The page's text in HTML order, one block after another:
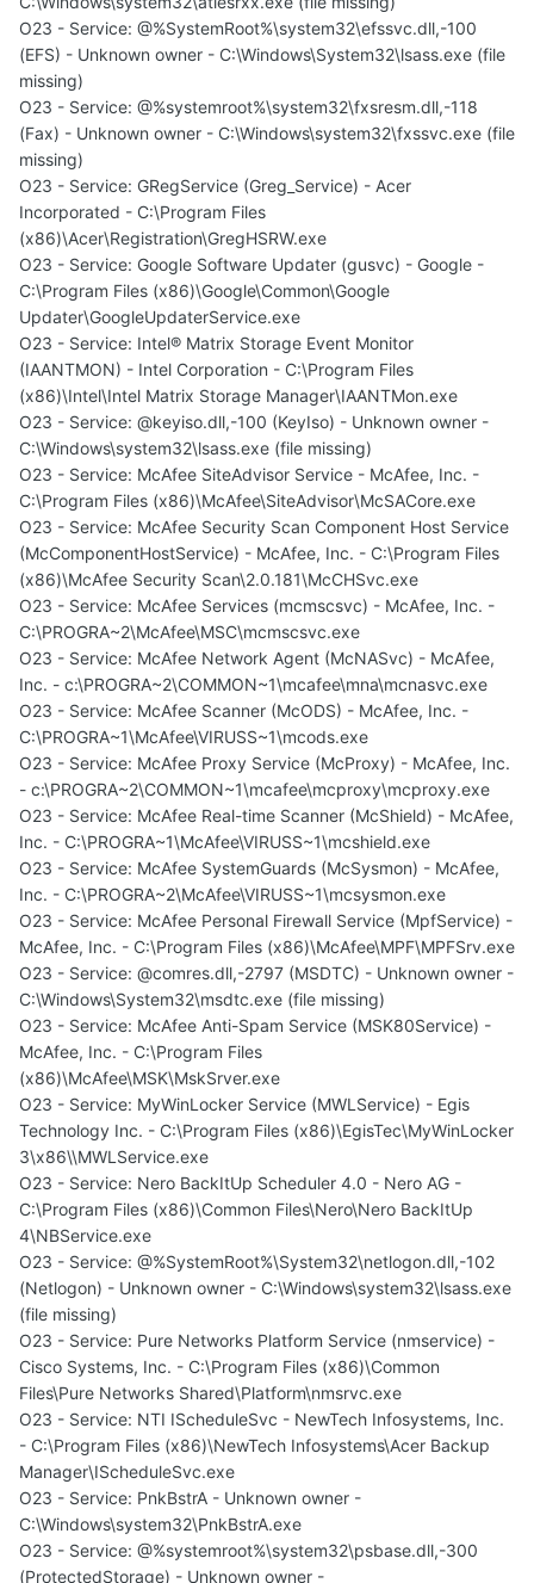
O23 - Service: @%SystemRoot%\system32\efssvc.dll,-100
(EFS) - Unknown owner - C:\Windows\System32\lsass.exe (file
missing)
O23 - Service: @%systemroot%\system32\fxsresm.dll,-118
(Fax) - Unknown owner - C:\Windows\system32\fxssvc.exe (file
missing)
O23 - Service: GRegService (Greg_Service) - Acer
Incorporated - C:\Program Files
(x86)\Acer\Registration\GregHSRW.exe
O23 - Service: Google Software Updater (gusvc) - Google -
C:\Program Files (x86)\Google\Common\Google
Updater\GoogleUpdaterService.exe
O23 - Service: Intel® Matrix Storage Event Monitor
(IAANTMON) - Intel Corporation - C:\Program Files
(x86)\Intel\Intel Matrix Storage Manager\IAANTMon.exe
O23 - Service: @keyiso.dll,-100 (KeyIso) - Unknown owner -
C:\Windows\system32\lsass.exe (file missing)
O23 - Service: McAfee SiteAdvisor Service - McAfee, Inc. -
C:\Program Files (x86)\McAfee\SiteAdvisor\McSACore.exe
O23 - Service: McAfee Security Scan Component Host Service
(McComponentHostService) - McAfee, Inc. - C:\Program Files
(x86)\McAfee Security Scan\2.0.181\McCHSvc.exe
O23 - Service: McAfee Services (mcmscsvc) - McAfee, Inc. -
C:\PROGRA~2\McAfee\MSC\mcmscsvc.exe
O23 - Service: McAfee Network Agent (McNASvc) - McAfee,
Inc. - c:\PROGRA~2\COMMON~1\mcafee\mna\mcnasvc.exe
O23 - Service: McAfee Scanner (McODS) - McAfee, Inc. -
C:\PROGRA~1\McAfee\VIRUSS~1\mcods.exe
O23 - Service: McAfee Proxy Service (McProxy) - McAfee, Inc.
- c:\PROGRA~2\COMMON~1\mcafee\mcproxy\mcproxy.exe
O23 - Service: McAfee Real-time Scanner (McShield) - McAfee,
Inc. - C:\PROGRA~1\McAfee\VIRUSS~1\mcshield.exe
O23 - Service: McAfee SystemGuards (McSysmon) - McAfee,
Inc. - C:\PROGRA~2\McAfee\VIRUSS~1\mcsysmon.exe
O23 - Service: McAfee Personal Firewall Service (MpfService) -
McAfee, Inc. - C:\Program Files (x86)\McAfee\MPF\MPFSrv.exe
O23 - Service: @comres.dll,-2797 (MSDTC) - Unknown owner -
C:\Windows\System32\msdtc.exe (file missing)
O23 - Service: McAfee Anti-Spam Service (MSK80Service) -
McAfee, Inc. - C:\Program Files
(x86)\McAfee\MSK\MskSrver.exe
O23 - Service: MyWinLocker Service (MWLService) - Egis
Technology Inc. - C:\Program Files (x86)\EgisTec\MyWinLocker
3\x86\\MWLService.exe
O23 - Service: Nero BackItUp Scheduler 4.0 - Nero AG -
C:\Program Files (x86)\Common Files\Nero\Nero BackItUp
4\NBService.exe
O23 - Service: @%SystemRoot%\System32\netlogon.dll,-102
(Netlogon) - Unknown owner - C:\Windows\system32\lsass.exe
(file missing)
O23 - Service: Pure Networks Platform Service (nmservice) -
Cisco Systems, Inc. - C:\Program Files (x86)\Common
Files\Pure Networks Shared\Platform\nmsrvc.exe
O23 - Service: NTI IScheduleSvc - NewTech Infosystems, Inc.
- C:\Program Files (x86)\NewTech Infosystems\Acer Backup
Manager\IScheduleSvc.exe
O23 - Service: PnkBstrA - Unknown owner -
C:\Windows\system32\PnkBstrA.exe
O23 - Service: @%systemroot%\system32\psbase.dll,-300
(ProtectedStorage) - Unknown owner -